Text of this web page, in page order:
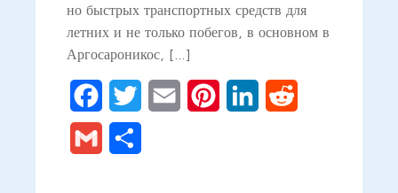
но быстрых транспортных средств для
летних и не только побегов, в основном в
Аргосароникос, […]
FacebookTwitter Email PinterestLinkedIn
Gmail